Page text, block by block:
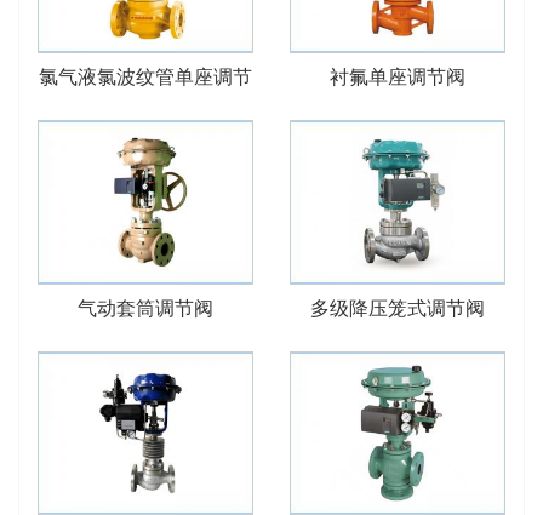
氯气液氯波纹管单座调节
阀
衬氟单座调节阀
气动套筒调节阀 多级降压笼式调节阀